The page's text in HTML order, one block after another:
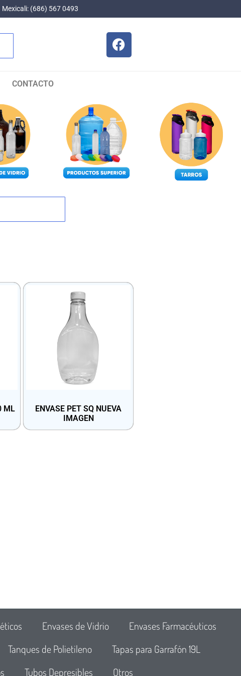
Mexicali: (686) 567 0493
CONTACTO
ML
ENVASE PET SQ NUEVA
IMAGEN
Envases de Vidrio
Envases Farmacéuticos
Tanques de Polietileno
Tapas para Garrafón 19L
Tubos Depresibles Otros